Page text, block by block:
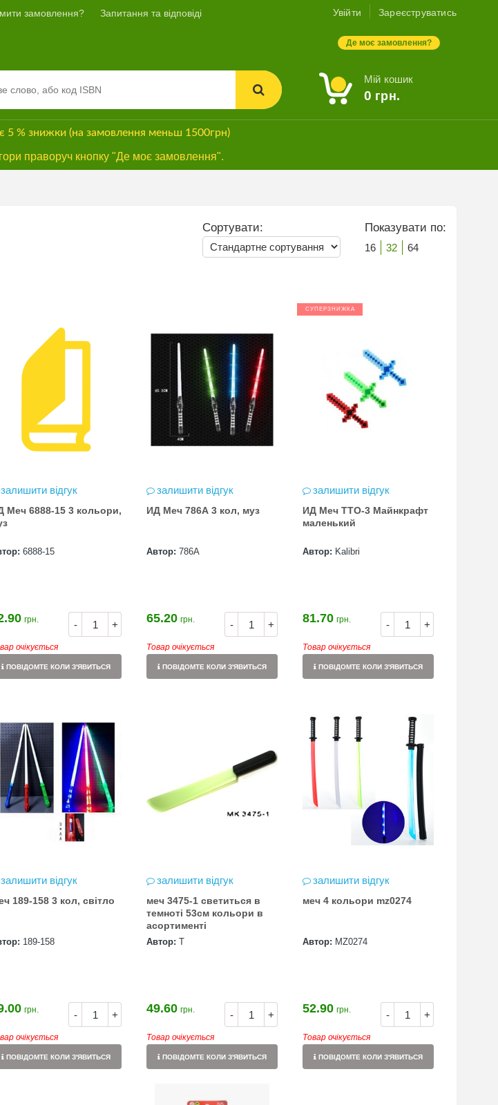
замовлення? Запитання та відповіді Увійти Зареєструватись
Де моє замовлення?
Мій кошик
0 грн.
5 % знижки (на замовлення меньш 1500грн)
праворуч кнопку "Де моє замовлення".
Сортувати: Показувати по:
16 32 64
залишити відгук
Меч 6888-15 3 кольори,
6888-15
- +
грн.
очікується
ПОВІДОМТЕ КОЛИ З'ЯВИТЬСЯ
залишити відгук
ИД Меч 786A 3 кол, муз
Автор: 786A
- +
65.20 грн.
Товар очікується
ПОВІДОМТЕ КОЛИ З'ЯВИТЬСЯ
СУПЕРЗНИЖКА
залишити відгук
ИД Меч TTO-3 Майнкрафт
маленький
Автор: Kalibri
- +
81.70 грн.
Товар очікується
ПОВІДОМТЕ КОЛИ З'ЯВИТЬСЯ
залишити відгук
189-158 3 кол, світло
189-158
- +
грн.
очікується
ПОВІДОМТЕ КОЛИ З'ЯВИТЬСЯ
залишити відгук
меч 3475-1 светиться в
темноті 53см кольори в
асортименті
Автор: Т
- +
49.60 грн.
Товар очікується
ПОВІДОМТЕ КОЛИ З'ЯВИТЬСЯ
залишити відгук
меч 4 кольори mz0274
Автор: MZ0274
- +
52.90 грн.
Товар очікується
ПОВІДОМТЕ КОЛИ З'ЯВИТЬСЯ